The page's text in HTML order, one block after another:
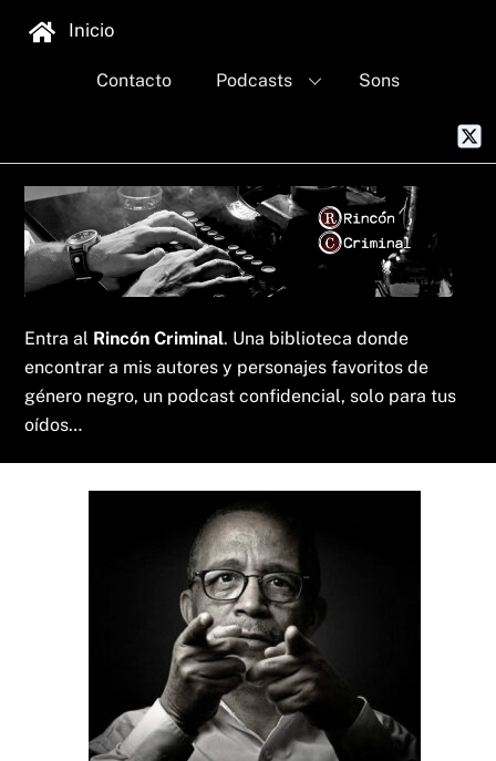
Inicio
Contacto Podcasts Sons
Entra al Rincón Criminal. Una biblioteca donde
encontrar a mis autores y personajes favoritos de
género negro, un podcast confidencial, solo para tus
oídos…